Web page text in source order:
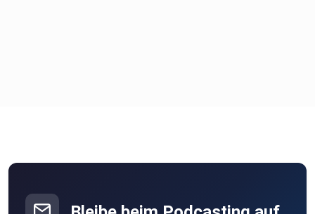
c/o Chaos Compressor Club